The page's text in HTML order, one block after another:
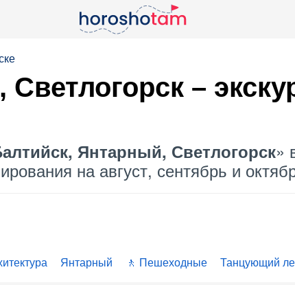
–
Янтарный, Светлогорск»
на август, сентябрь и
Янтарный Пешеходные Танцующий